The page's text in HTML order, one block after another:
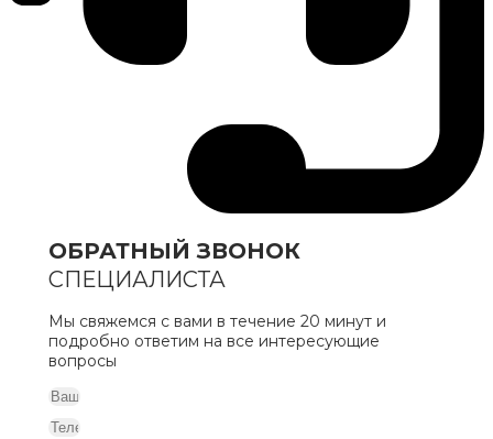
ОБРАТНЫЙ ЗВОНОК
СПЕЦИАЛИСТА
Мы свяжемся с вами в течение 20 минут и
подробно ответим на все интересующие
вопросы